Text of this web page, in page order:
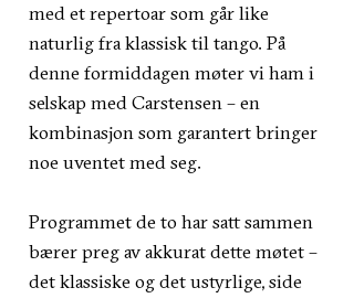
med et repertoar som går like
naturlig fra klassisk til tango. På
denne formiddagen møter vi ham i
selskap med Carstensen – en
kombinasjon som garantert bringer
noe uventet med seg.
Programmet de to har satt sammen
bærer preg av akkurat dette møtet –
det klassiske og det ustyrlige, side